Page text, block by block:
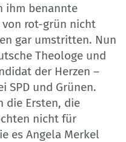
ihm benannte
von rot-grün nicht
gar umstritten. Nun
Theologe und
der Herzen –
SPD und Grünen.
die Ersten, die
nicht für
es Angela Merkel